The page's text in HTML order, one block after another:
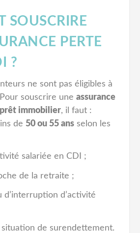
SOUSCRIRE
PERTE
?
ne sont pas éligibles à
souscrire uneassurance
immobilier, il faut :
de50 ou 55 ans selon les
salariée en CDI ;
de la retraite ;
d’interruption d’activité
de surendettement.